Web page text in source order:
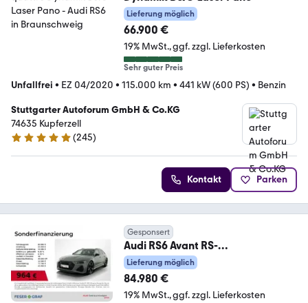
Lieferung möglich
66.900 €
19% MwSt. ggf. zzgl. Lieferkosten
Sehr guter Preis
Unfallfrei • EZ 04/2020 • 115.000 km • 441 kW (600 PS) • Benzin
Stuttgarter Autoforum GmbH & Co.KG
74635 Kupferzell
4.8 Sterne
(245)
Kontakt Parken
Gesponsert
Audi RS6 Avant RS-
Dynamikpaket,AHK,HUD,HDMatri
x,B&O
Lieferung möglich
84.980 €
19% MwSt. ggf. zzgl. Lieferkosten